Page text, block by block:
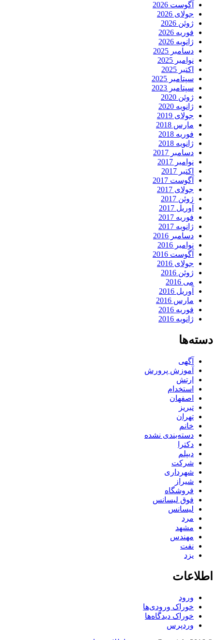
آگوست 2026
جولای 2026
ژوئن 2026
فوریه 2026
ژانویه 2026
دسامبر 2025
نوامبر 2025
اکتبر 2025
سپتامبر 2025
سپتامبر 2023
ژوئن 2020
ژانویه 2020
جولای 2019
مارس 2018
فوریه 2018
ژانویه 2018
دسامبر 2017
نوامبر 2017
اکتبر 2017
آگوست 2017
جولای 2017
ژوئن 2017
آوریل 2017
فوریه 2017
ژانویه 2017
دسامبر 2016
نوامبر 2016
آگوست 2016
جولای 2016
ژوئن 2016
می 2016
آوریل 2016
مارس 2016
فوریه 2016
ژانویه 2016
دسته‌ها
آگهی
آموزش پرورش
ارتش
استخدام
اصفهان
تبریز
تهران
خانم
دسته‌بندی نشده
دکترا
دیپلم
شرکت
شهرداری
شیراز
فروشگاه
فوق لیسانس
لیسانس
مرد
مشهد
مهندس
نفت
یزد
اطلاعات
ورود
خوراک ورودی‌ها
خوراک دیدگاه‌ها
وردپرس